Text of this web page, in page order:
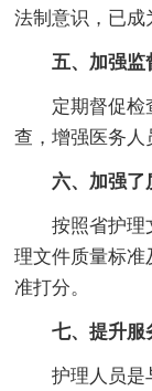
法制意识，已成
五、加强监
定期督促检
查，增强医务人
六、加强了
按照省护理
理文件质量标
准打分。
七、提升服
护理人员是